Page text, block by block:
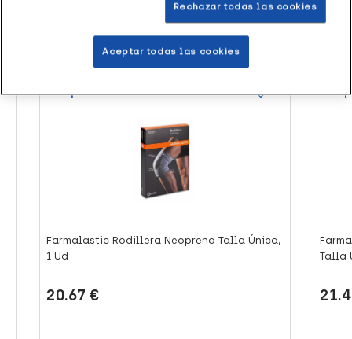
Productos similares
+41 puntos
Farmalastic Rodillera Neopreno Talla Única,
1 Ud
20.67 €
+43
Talla
Rechazar todas las cookies
Aceptar todas las cookies